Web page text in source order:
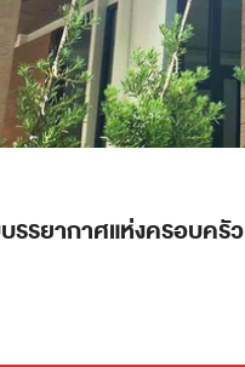
รยากาศแห่งครอบครัว